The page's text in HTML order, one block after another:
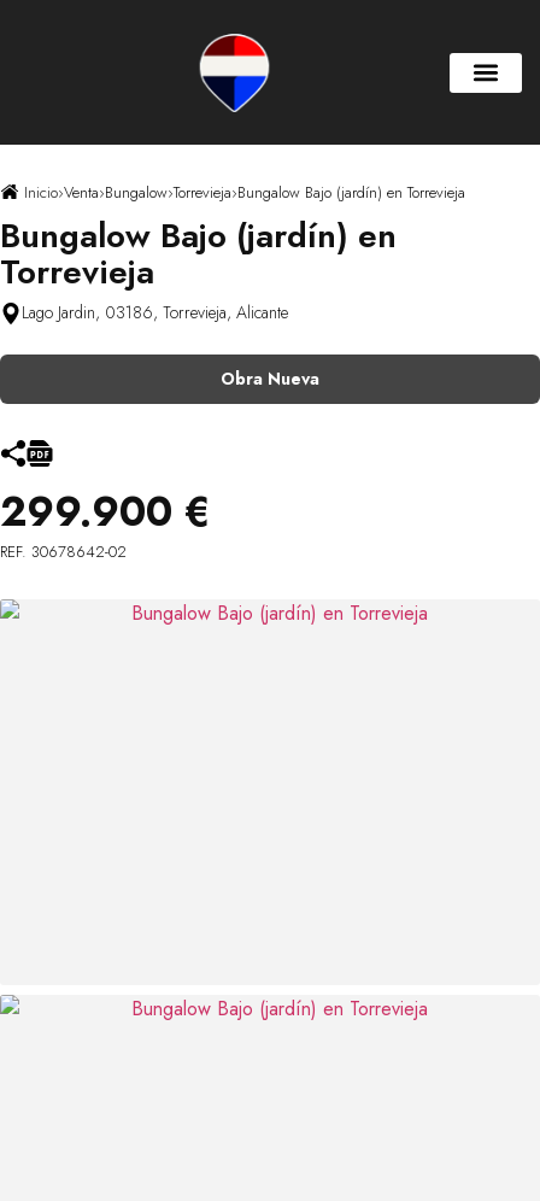
Inicio›Venta›Bungalow›Torrevieja›Bungalow Bajo (jardín) en Torrevieja
Bungalow Bajo (jardín) en
Torrevieja
Lago Jardin, 03186, Torrevieja, Alicante
Obra Nueva
299.900 €
REF. 30678642-02